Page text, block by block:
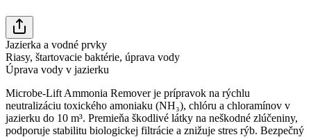
Jazierka a vodné prvky
Riasy, štartovacie baktérie, úprava vody
Úprava vody v jazierku
Microbe-Lift Ammonia Remover je prípravok na rýchlu
neutralizáciu toxického amoniaku (NH₃), chlóru a chloramínov v
jazierku do 10 m³. Premieňa škodlivé látky na neškodné zlúčeniny,
podporuje stabilitu biologickej filtrácie a znižuje stres rýb. Bezpečný